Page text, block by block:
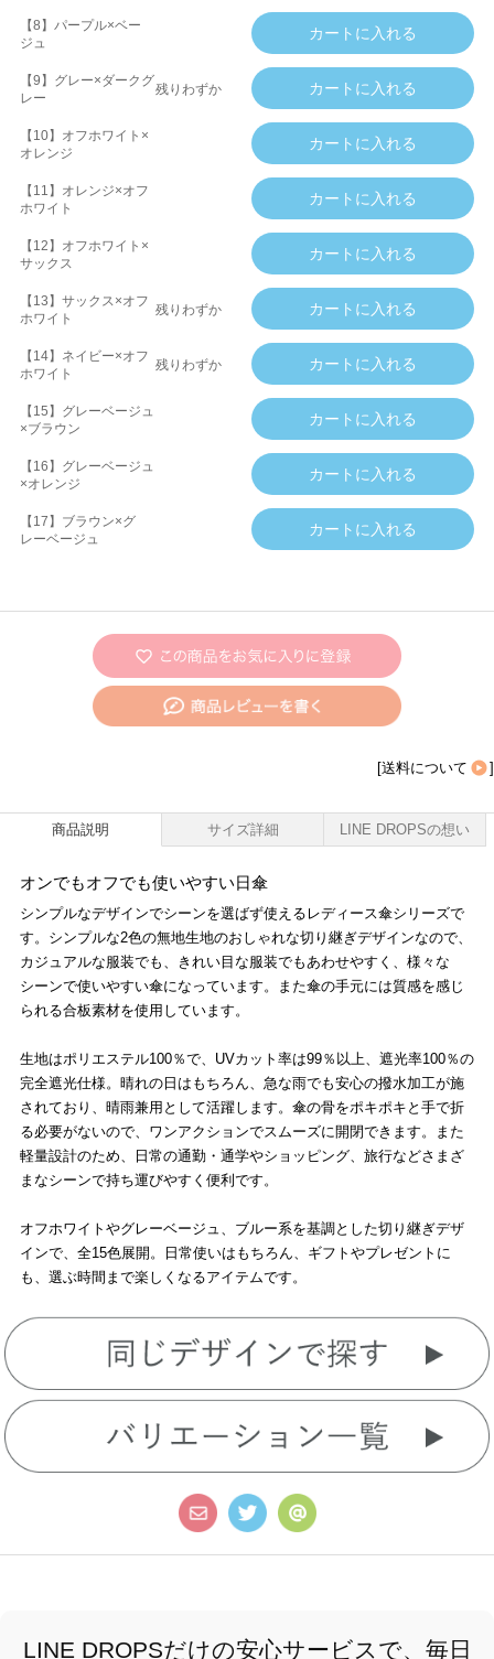
【8】パープル×ベー
ジュ
【9】グレー×ダークグ
レー
残りわずか
【10】オフホワイト×
オレンジ
【11】オレンジ×オフ
ホワイト
【12】オフホワイト×
サックス
【13】サックス×オフ
ホワイト
残りわずか
【14】ネイビー×オフ
ホワイト
残りわずか
【15】グレーベージュ
×ブラウン
【16】グレーベージュ
×オレンジ
【17】ブラウン×グ
レーベージュ
[送料について ]
商品説明 サイズ詳細 LINE DROPSの想い
オンでもオフでも使いやすい日傘
シンプルなデザインでシーンを選ばず使えるレディース傘シリーズで
す。シンプルな2色の無地生地のおしゃれな切り継ぎデザインなので、
カジュアルな服装でも、きれい目な服装でもあわせやすく、様々な
シーンで使いやすい傘になっています。また傘の手元には質感を感じ
られる合板素材を使用しています。
生地はポリエステル100％で、UVカット率は99％以上、遮光率100％の
完全遮光仕様。晴れの日はもちろん、急な雨でも安心の撥水加工が施
されており、晴雨兼用として活躍します。傘の骨をポキポキと手で折
る必要がないので、ワンアクションでスムーズに開閉できます。また
軽量設計のため、日常の通勤・通学やショッピング、旅行などさまざ
まなシーンで持ち運びやすく便利です。
オフホワイトやグレーベージュ、ブルー系を基調とした切り継ぎデザ
インで、全15色展開。日常使いはもちろん、ギフトやプレゼントに
も、選ぶ時間まで楽しくなるアイテムです。
LINE DROPSだけの安心サービスで、毎日